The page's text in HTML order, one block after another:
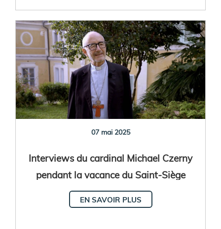
07 mai 2025
Interviews du cardinal Michael Czerny
pendant la vacance du Saint-Siège
EN SAVOIR PLUS